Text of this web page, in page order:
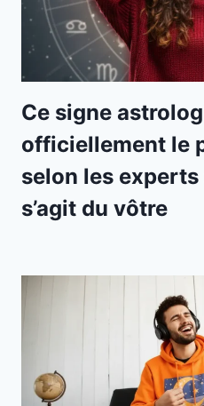
Ce signe
officiellement le
selon les experts
s’agit du vôtre